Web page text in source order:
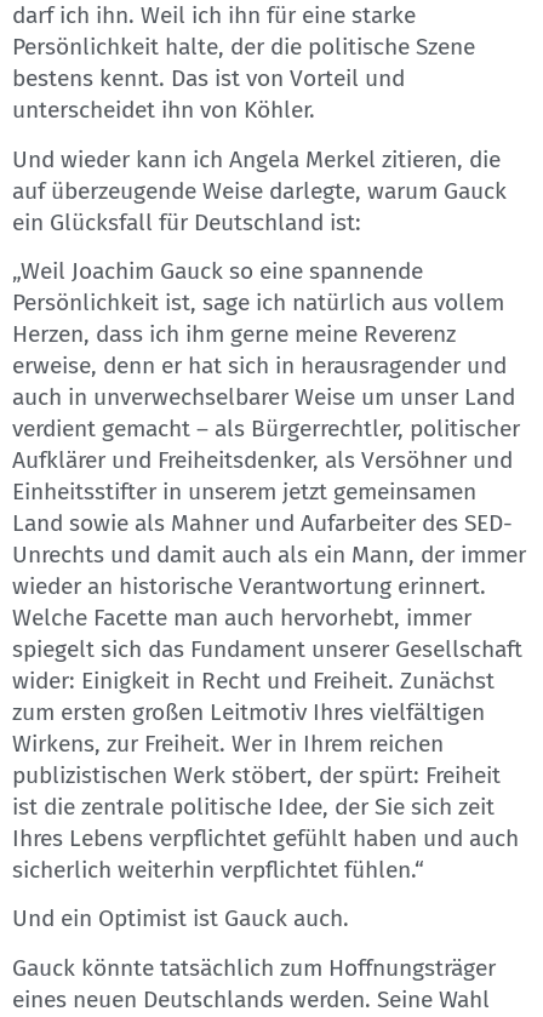
darf ich ihn. Weil ich ihn für eine starke
Persönlichkeit halte, der die politische Szene
bestens kennt. Das ist von Vorteil und
unterscheidet ihn von Köhler.
Und wieder kann ich Angela Merkel zitieren, die
auf überzeugende Weise darlegte, warum Gauck
ein Glücksfall für Deutschland ist:
„Weil Joachim Gauck so eine spannende
Persönlichkeit ist, sage ich natürlich aus vollem
Herzen, dass ich ihm gerne meine Reverenz
erweise, denn er hat sich in herausragender und
auch in unverwechselbarer Weise um unser Land
verdient gemacht – als Bürgerrechtler, politischer
Aufklärer und Freiheitsdenker, als Versöhner und
Einheitsstifter in unserem jetzt gemeinsamen
Land sowie als Mahner und Aufarbeiter des SED-
Unrechts und damit auch als ein Mann, der immer
wieder an historische Verantwortung erinnert.
Welche Facette man auch hervorhebt, immer
spiegelt sich das Fundament unserer Gesellschaft
wider: Einigkeit in Recht und Freiheit. Zunächst
zum ersten großen Leitmotiv Ihres vielfältigen
Wirkens, zur Freiheit. Wer in Ihrem reichen
publizistischen Werk stöbert, der spürt: Freiheit
ist die zentrale politische Idee, der Sie sich zeit
Ihres Lebens verpflichtet gefühlt haben und auch
sicherlich weiterhin verpflichtet fühlen.“
Und ein Optimist ist Gauck auch.
Gauck könnte tatsächlich zum Hoffnungsträger
eines neuen Deutschlands werden. Seine Wahl